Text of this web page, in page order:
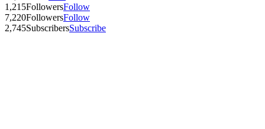
1,215FollowersFollow
7,220FollowersFollow
2,745SubscribersSubscribe